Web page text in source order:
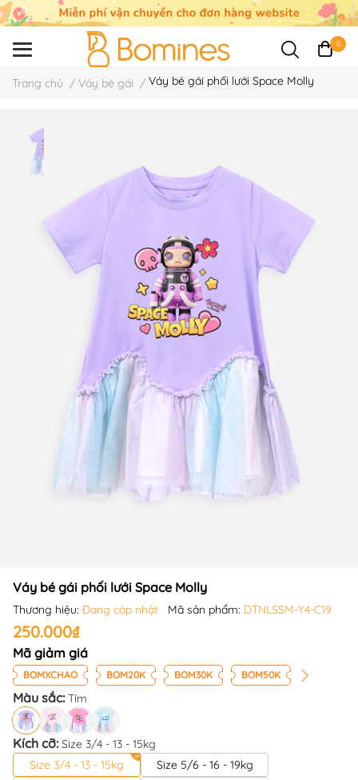
0
Trang chủ / Váy bé gái / Váy bé gái phối lưới Space Molly
Váy bé gái phối lưới Space Molly
Thương hiệu: Đang cập nhật Mã sản phẩm: DTNLSSM-Y4-C19
250.000₫
Mã giảm giá
BOMXCHAO BOM20K BOM30K BOM50K
Màu sắc:Tím
Kích cỡ:Size 3/4 - 13 - 15kg
Size 3/4 - 13 - 15kg
Size 5/6 - 16 - 19kg